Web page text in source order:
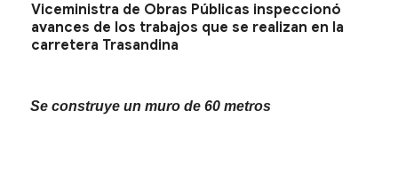
Viceministra de Obras Públicas inspeccionó
avances de los trabajos que se realizan en la
carretera Trasandina
Se construye un muro de 60 metros